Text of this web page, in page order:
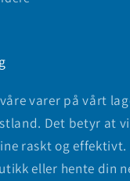
varer på vårt
Det betyr at
raskt og effektivt.
eller hente din